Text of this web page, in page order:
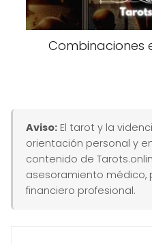
Combinaciones
Aviso: El tarot y la
orientación personal y
contenido de
asesoramiento médico,
financiero profesional.